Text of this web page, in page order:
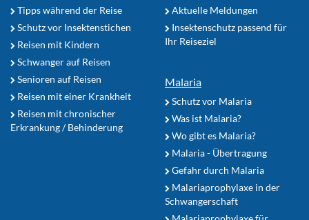
Tipps während der Reise
Schutz vor Insektenstichen
Reisen mit Kindern
Schwanger auf Reisen
Senioren auf Reisen
Reisen mit einer Krankheit
Reisen mit chronischer
Erkrankung / Behinderung
Aktuelle Meldungen
Insektenschutz passend für
Ihr Reiseziel
Malaria
Schutz vor Malaria
Was ist Malaria?
Wo gibt es Malaria?
Malaria - Übertragung
Gefahr durch Malaria
Malariaprophylaxe in der
Schwangerschaft